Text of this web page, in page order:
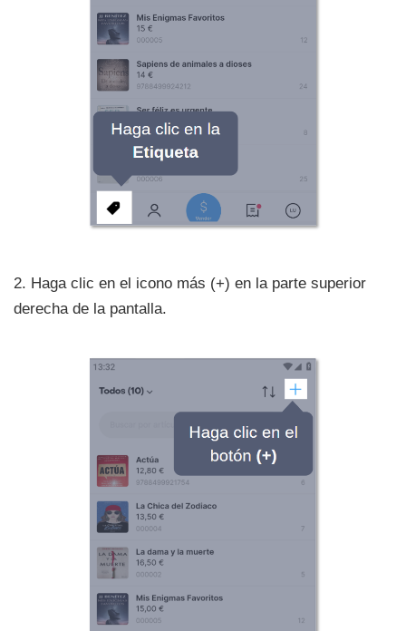
2. Haga clic en el icono más (+) en la parte superior
derecha de la pantalla.